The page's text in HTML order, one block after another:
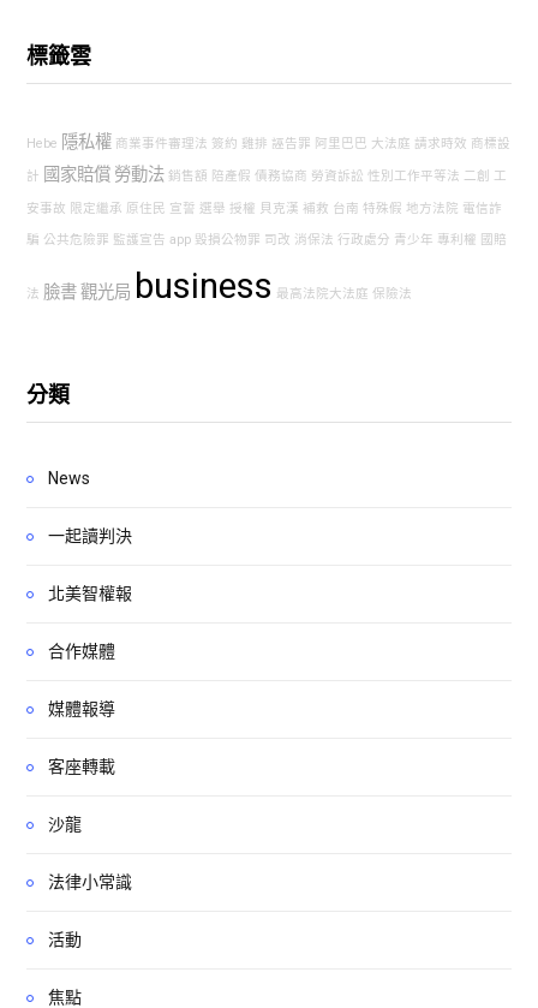
標籤雲
Hebe 隱私權 商業事件審理法 簽約 雞排 誣告罪 阿里巴巴 大法庭 請求時效 商標設
計 國家賠償 勞動法 銷售額 陪產假 債務協商 勞資訴訟 性別工作平等法 二創 工
安事故 限定繼承 原住民 宣誓 選舉 授權 貝克漢 補救 台南 特殊假 地方法院 電信詐
騙 公共危險罪 監護宣告 app 毀損公物罪 司改 消保法 行政處分 青少年 專利權 國賠
法 臉書觀光局 business 最高法院大法庭 保險法
分類
News
一起讀判決
北美智權報
合作媒體
媒體報導
客座轉載
沙龍
法律小常識
活動
焦點